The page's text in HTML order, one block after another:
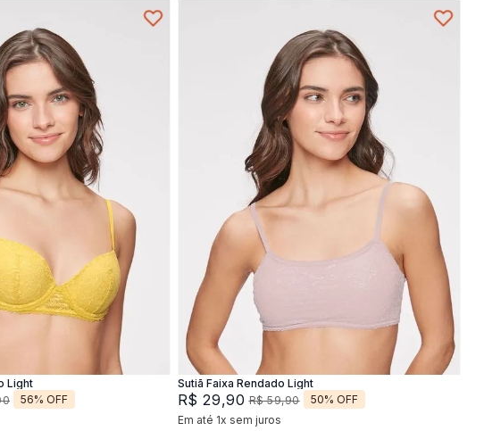
46
Light
56% OFF
Sutiã Faixa Rendado Light
R$ 29,90 R$ 59,90 50% OFF
Em até 1x sem juros